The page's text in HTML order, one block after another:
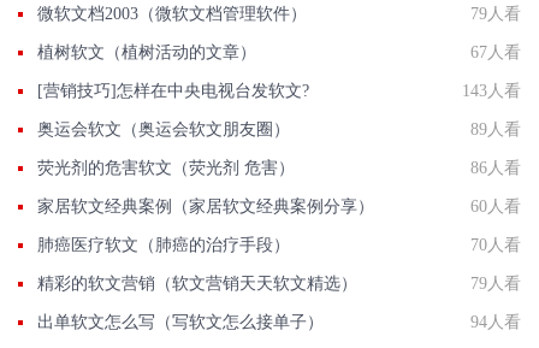
微软文档2003（微软文档管理软件） 79人看
植树软文（植树活动的文章） 67人看
[营销技巧]怎样在中央电视台发软文? 143人看
奥运会软文（奥运会软文朋友圈） 89人看
荧光剂的危害软文（荧光剂 危害） 86人看
家居软文经典案例（家居软文经典案例分享） 60人看
肺癌医疗软文（肺癌的治疗手段） 70人看
精彩的软文营销（软文营销天天软文精选） 79人看
出单软文怎么写（写软文怎么接单子） 94人看